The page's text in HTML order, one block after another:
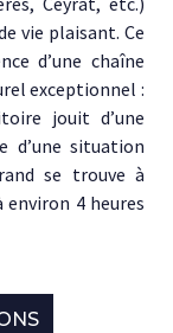
vie plaisant. Ce
d’une chaîne
exceptionnel :
jouit d’une
d’une situation
se trouve à
environ 4 heures